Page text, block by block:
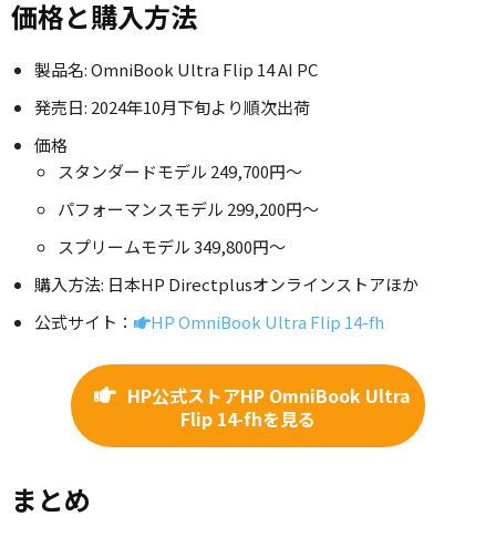
価格と購入方法
製品名: OmniBook Ultra Flip 14 AI PC
発売日: 2024年10月下旬より順次出荷
価格
スタンダードモデル 249,700円〜
パフォーマンスモデル 299,200円〜
スプリームモデル 349,800円〜
購入方法: 日本HP Directplusオンラインストアほか
公式サイト：
HP OmniBook Ultra Flip 14-fh
HP公式ストアHP OmniBook Ultra
Flip 14-fhを見る
まとめ